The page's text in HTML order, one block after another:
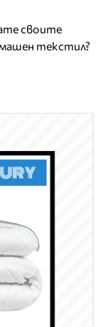
своите
текстил?